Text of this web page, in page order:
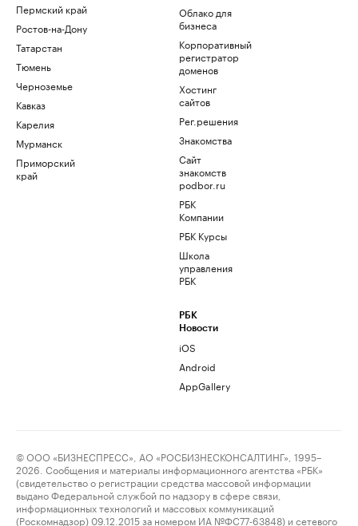
Пермский край
Ростов-на-Дону
Татарстан
Тюмень
Черноземье
Кавказ
Карелия
Мурманск
Приморский
край
Облако для
бизнеса
Корпоративный
регистратор
доменов
Хостинг
сайтов
Рег.решения
Знакомства
Сайт
знакомств
podbor.ru
РБК
Компании
РБК Курсы
Школа
управления
РБК
РБК
Новости
iOS
Android
AppGallery
© ООО «БИЗНЕСПРЕСС», АО «РОСБИЗНЕСКОНСАЛТИНГ», 1995–
2026. Сообщения и материалы информационного агентства «РБК»
(свидетельство о регистрации средства массовой информации
выдано Федеральной службой по надзору в сфере связи,
информационных технологий и массовых коммуникаций
(Роскомнадзор) 09.12.2015 за номером ИА №ФС77-63848) и сетевого